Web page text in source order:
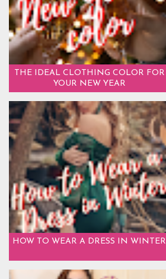
THE IDEAL CLOTHING COLOR FOR
YOUR NEW YEAR
HOW TO WEAR A DRESS IN WINTER